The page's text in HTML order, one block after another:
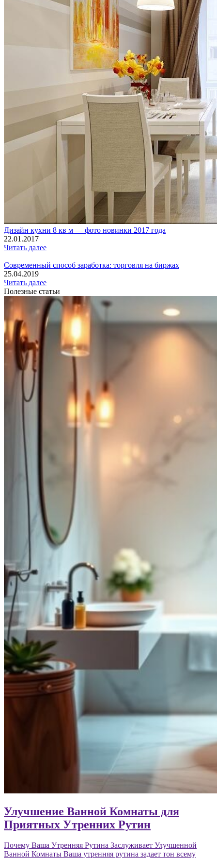
Дизайн кухни 8 кв м — фото новинки 2017 года
22.01.2017
Читать далее
Современный способ заработка: торговля на биржах
25.04.2019
Читать далее
Полезные статьи
Улучшение Ванной Комнаты для
Приятных Утренних Рутин
Почему Ваша Утренняя Рутина Заслуживает Улучшенной
Ванной Комнаты Ваша утренняя рутина задает тон всему